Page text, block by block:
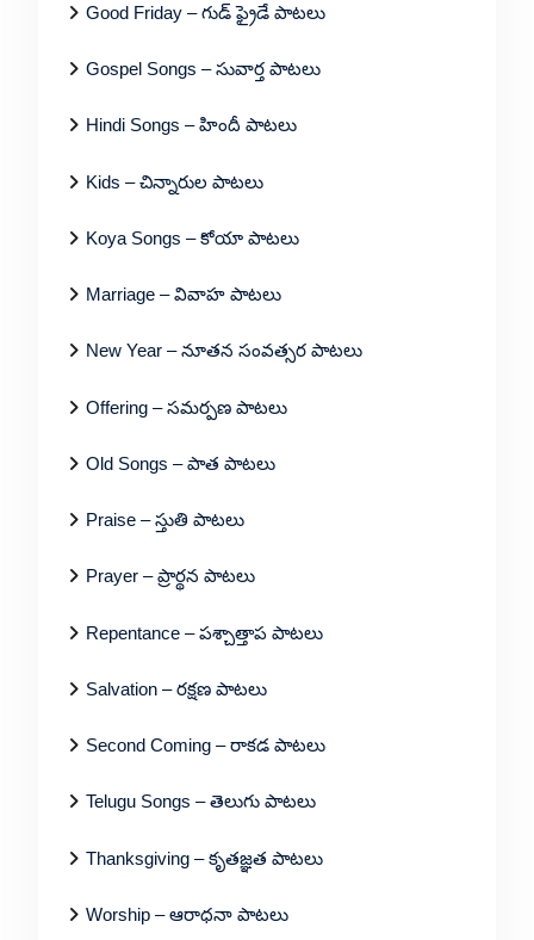
Good Friday – గుడ్ ఫ్రైడే పాటలు
Gospel Songs – సువార్త పాటలు
Hindi Songs – హిందీ పాటలు
Kids – చిన్నారుల పాటలు
Koya Songs – కోయా పాటలు
Marriage – వివాహ పాటలు
New Year – నూతన సంవత్సర పాటలు
Offering – సమర్పణ పాటలు
Old Songs – పాత పాటలు
Praise – స్తుతి పాటలు
Prayer – ప్రార్థన పాటలు
Repentance – పశ్చాత్తాప పాటలు
Salvation – రక్షణ పాటలు
Second Coming – రాకడ పాటలు
Telugu Songs – తెలుగు పాటలు
Thanksgiving – కృతజ్ఞత పాటలు
Worship – ఆరాధనా పాటలు